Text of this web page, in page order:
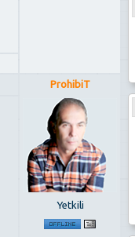
ProhibiT
Yetkili